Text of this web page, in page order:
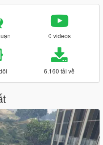
0 videos
6.160 tải về